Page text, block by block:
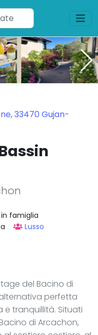
33470 Gujan-
famiglia
Lusso
del Bacino di
perfetta
tranquillità. Situati
di Arcachon,